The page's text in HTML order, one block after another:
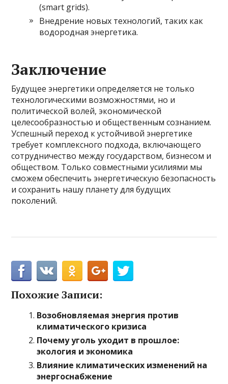
(smart grids).
Внедрение новых технологий, таких как
водородная энергетика.
Заключение
Будущее энергетики определяется не только
технологическими возможностями, но и
политической волей, экономической
целесообразностью и общественным сознанием.
Успешный переход к устойчивой энергетике
требует комплексного подхода, включающего
сотрудничество между государством, бизнесом и
обществом. Только совместными усилиями мы
сможем обеспечить энергетическую безопасность
и сохранить нашу планету для будущих
поколений.
Похожие Записи:
Возобновляемая энергия против
климатического кризиса
Почему уголь уходит в прошлое:
экология и экономика
Влияние климатических изменений на
энергоснабжение